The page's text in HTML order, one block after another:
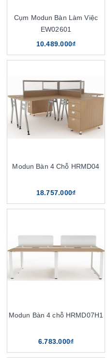
Cụm Modun Bàn Làm Việc
EW02601
10.489.000₫
Modun Bàn 4 Chỗ HRMD04
18.757.000₫
Modun Bàn 4 chỗ HRMD07H1
6.783.000₫